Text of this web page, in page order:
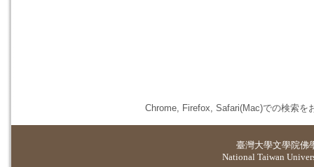
Chrome, Firefox, Safari(Mac)での検索を
臺灣大學文學院佛
National Taiwan